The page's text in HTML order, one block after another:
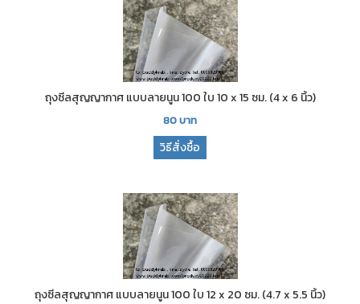
ถุงซีลสุญญากาศ แบบลายนูน 100 ใบ 10 x 15 ซม. (4 x 6 นิ้ว)
80บาท
วิธีสั่งซื้อ
ถุงซีลสุญญากาศ แบบลายนูน 100 ใบ 12 x 20 ซม. (4.7 x 5.5 นิ้ว)